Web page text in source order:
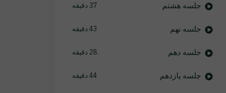
جلسه هشتم 37 دقیقه
جلسه نهم 43 دقیقه
جلسه دهم 28 دقیقه
جلسه یازدهم 44 دقیقه